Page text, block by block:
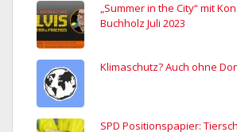
„Summer in the City“ mit
Buchholz Juli 2023
Klimaschutz? Auch ohne
SPD Positionspapier: